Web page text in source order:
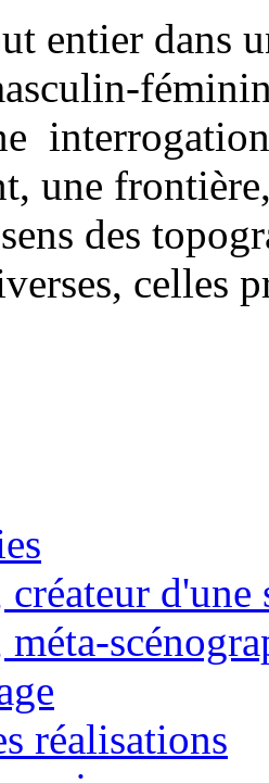
entier dans
une
des
celles
d'une
réalisations